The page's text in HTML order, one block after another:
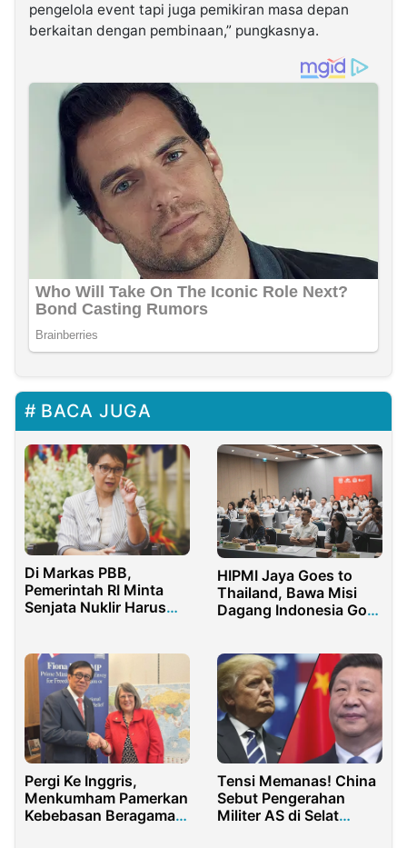
pengelola event tapi juga pemikiran masa depan
berkaitan dengan pembinaan,” pungkasnya.
BACA JUGA
Di Markas PBB,
Pemerintah RI Minta
Senjata Nuklir Harus
HIPMI Jaya Goes to
Thailand, Bawa Misi
Dagang Indonesia Go
Pergi Ke Inggris,
Menkumham Pamerkan
Kebebasan Beragama
Tensi Memanas! China
Sebut Pengerahan
Militer AS di Selat